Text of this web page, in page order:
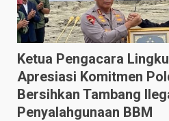
Ketua Pengacara
Apresiasi Komitmen
Bersihkan Tambang
Penyalahgunaan BBM